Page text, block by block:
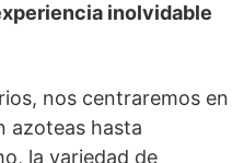
inolvidable
nos centraremos en
azoteas hasta
la variedad de